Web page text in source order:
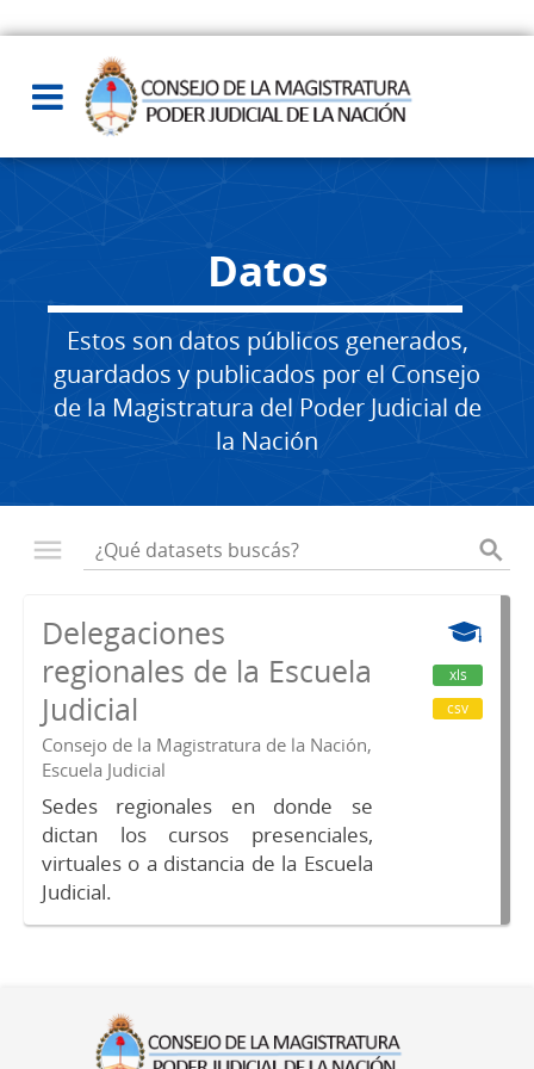
Datos
Estos son datos públicos generados,
guardados y publicados por el Consejo
de la Magistratura del Poder Judicial de
la Nación
Delegaciones
regionales de la Escuela
Judicial
Consejo de la Magistratura de la Nación,
Escuela Judicial
Sedes regionales en donde se
dictan los cursos presenciales,
virtuales o a distancia de la Escuela
Judicial.
xls
csv